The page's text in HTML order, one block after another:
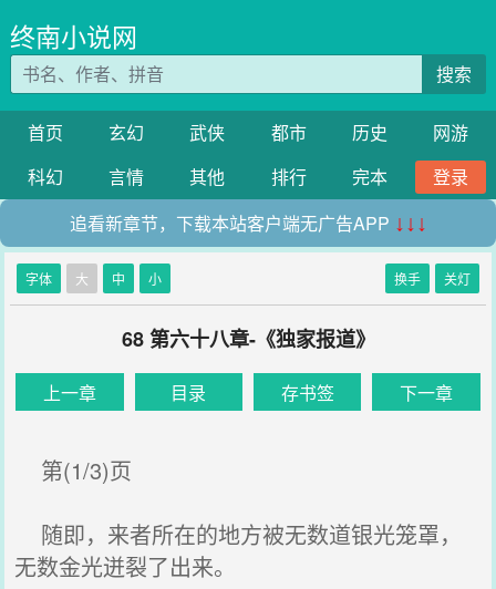
终南小说网
搜索
首页 玄幻 武侠 都市 历史
网游
科幻
言情 其他 排行 完本
登录
追看新章节，下载本站客户端无广告APP ↓↓↓
字体 大 中 小 换手 关灯
68 第六十八章-《独家报道》
上一章 目录 存书签 下一章
第(1/3)页
随即，来者所在的地方被无数道银光笼罩，
无数金光迸裂了出来。